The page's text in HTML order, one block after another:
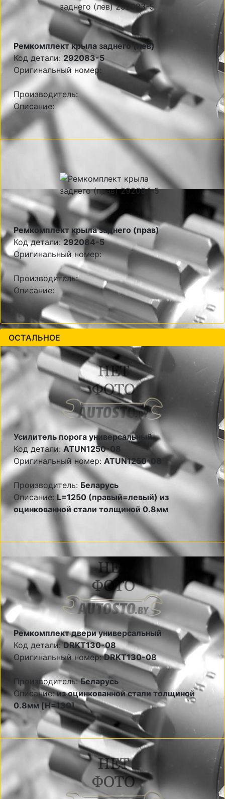
Ремкомплект крыла заднего (лев)
Код детали: 292083-5
Оригинальный номер:
Производитель:
Описание:
Ремкомплект крыла заднего (прав)
Код детали:292084-5
Оригинальный номер:
Производитель:
Описание:
ОСТАЛЬНОЕ
Усилитель порога универсальный
Код детали: ATUN1250-08
Оригинальный номер: ATUN1250-08
Производитель: Беларусь
Описание: L=1250 (правый=левый) из
оцинкованной стали толщиной 0.8мм
Ремкомплект двери универсальный
Код детали:DRKT130-08
Оригинальный номер:DRKT130-08
Производитель:Беларусь
Описание:из оцинкованной стали толщиной
0.8мм [H=130]